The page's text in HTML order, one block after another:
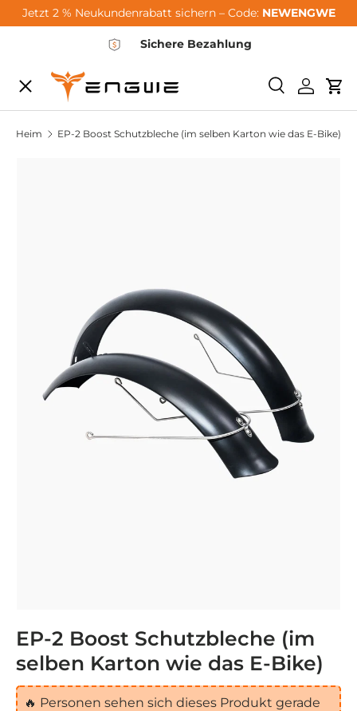
Zum Inhalt springen
Jetzt 2 % Neukundenrabatt sichern – Code: NEWENGWE
Sichere Bezahlung
Suchen
Speisekarte
City-Sale
Support
Heim EP-2 Boost Schutzbleche (im selben Karton wie das E-Bike)
EP-2 Boost Schutzbleche (im
selben Karton wie das E-Bike)
🔥 Personen sehen sich dieses Produkt gerade